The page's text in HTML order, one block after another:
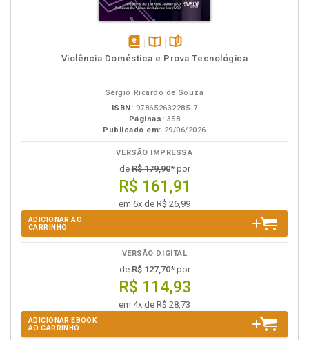
disponívelDisponível
páginas
Violência Doméstica e Prova Tecnológica
Sérgio Ricardo de Souza
ISBN: 978652632285-7
Páginas: 358
Publicado em: 29/06/2026
VERSÃO IMPRESSA
deR$ 179,90* por
R$ 161,91
em 6x de R$ 26,99
ADICIONAR AO
CARRINHO
VERSÃO DIGITAL
deR$ 127,70* por
R$ 114,93
em 4x de R$ 28,73
ADICIONAR EBOOK
AO CARRINHO